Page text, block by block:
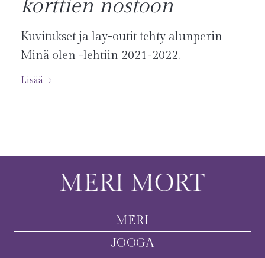
korttien nostoon
Kuvitukset ja lay-outit tehty alunperin
Minä olen -lehtiin 2021-2022.
Lisää
MERI
JOOGA